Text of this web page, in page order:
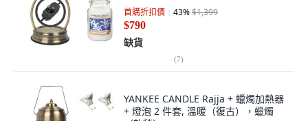
首購折扣價 43%$1,399
$790
缺貨
(7)
YANKEE CANDLE Rajja + 蠟燭加熱器
+ 燈泡 2 件套, 溫暖（復古），蠟燭